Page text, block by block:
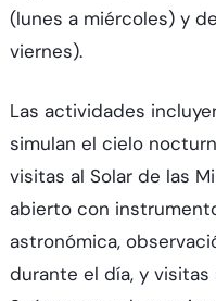
(lunes a miércoles) y
viernes).​
Las actividades
simulan el cielo
visitas al Solar de las
abierto con
astronómica,
durante el día, y